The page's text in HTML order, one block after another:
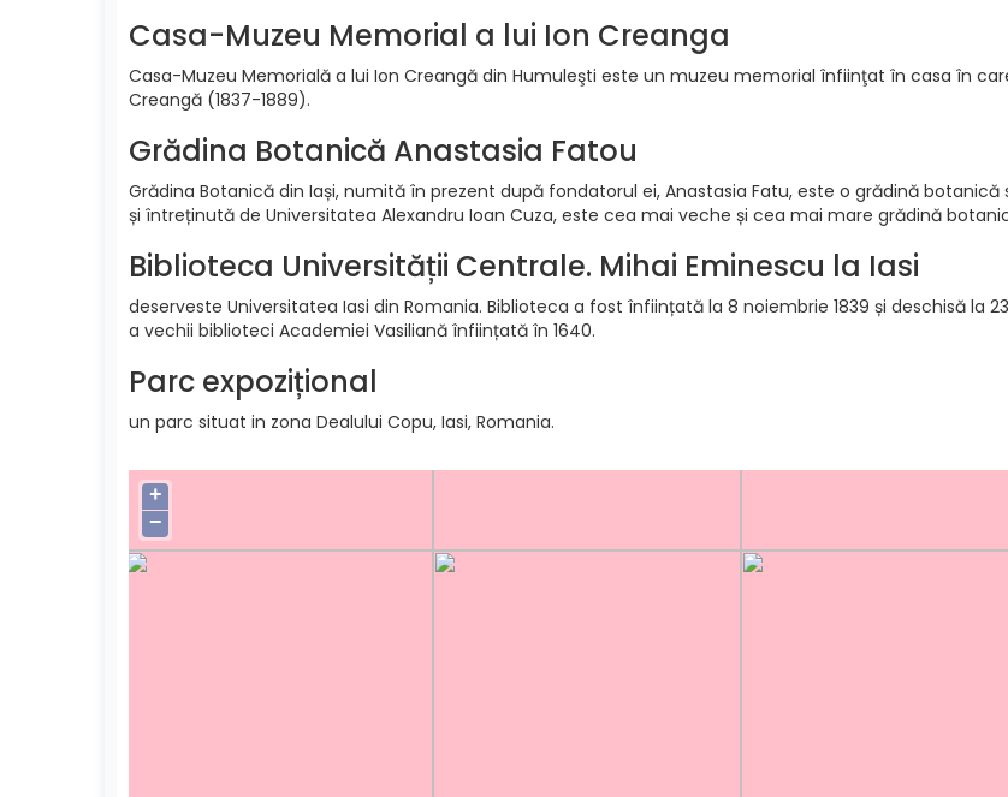
Casa-Muzeu Memorial a lui Ion Creanga
Casa-Muzeu Memorială a lui Ion Creangă din Humuleşti este un muzeu memorial înfiinţat în casa în
Creangă (1837-1889).
Grădina Botanică Anastasia Fatou
Grădina Botanică din Iași, numită în prezent după fondatorul ei, Anastasia Fatu, este o grădină
și întreținută de Universitatea Alexandru Ioan Cuza, este cea mai veche și cea mai mare grădină
Biblioteca Universității Centrale. Mihai Eminescu la Iasi
deserveste Universitatea Iasi din Romania. Biblioteca a fost înființată la 8 noiembrie 1839 și deschisă la
a vechii biblioteci Academiei Vasiliană înființată în 1640.
Parc expozițional
un parc situat in zona Dealului Copu, Iasi, Romania.
+
−